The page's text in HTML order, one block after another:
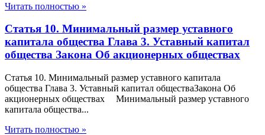
Читать полностью »
Статья 10. Минимальный размер уставного
капитала общества Глава 3. Уставный капитал
общества Закона Об акционерных обществах
Статья 10. Минимальный размер уставного капитала
общества Глава 3. Уставный капитал обществаЗакона Об
акционерных обществах Минимальный размер уставного
капитала общества...
Читать полностью »